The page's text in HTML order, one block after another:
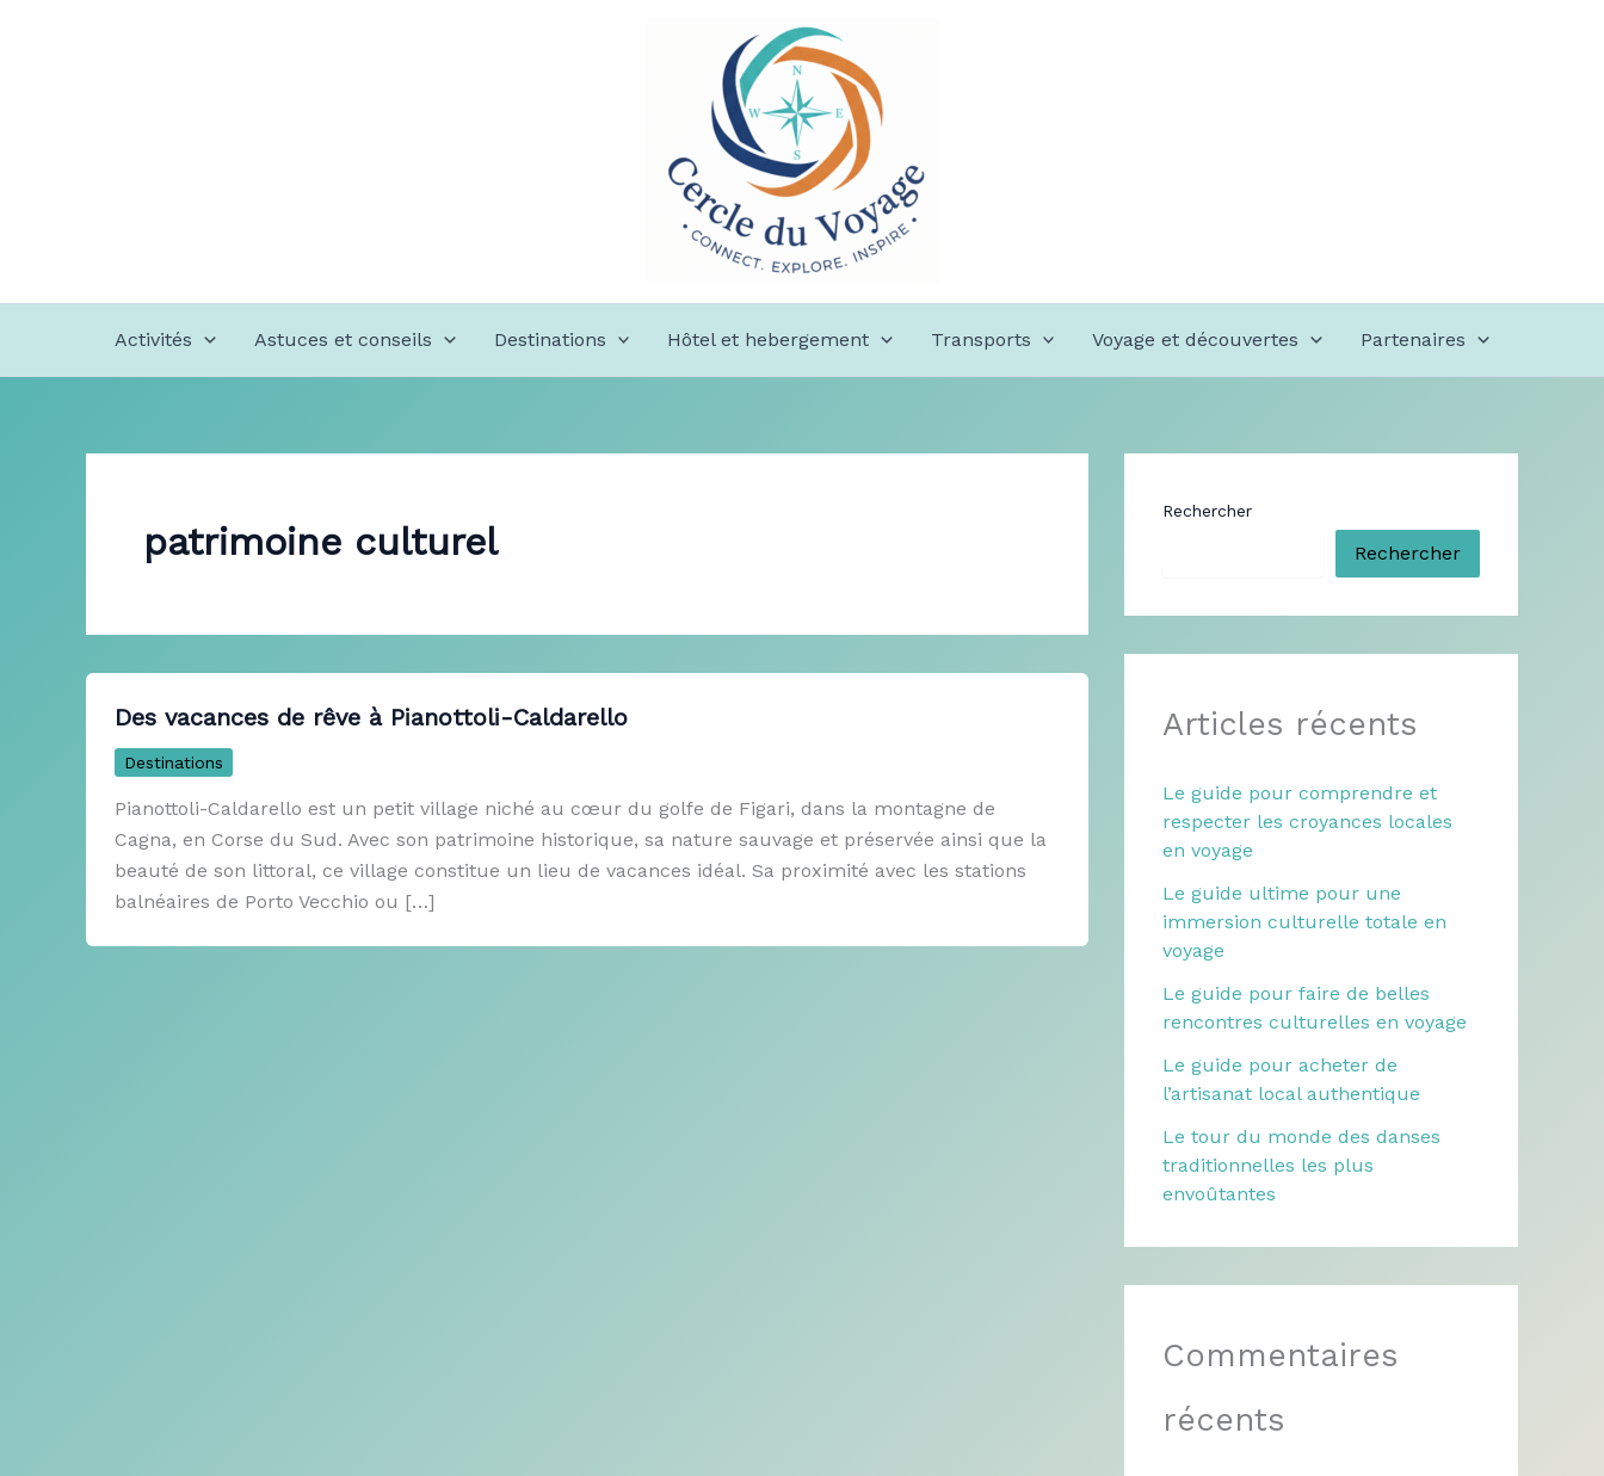
Activités Astuces et conseils Destinations Hôtel et hebergement Transports Voyage et découvertes Partenaires
patrimoine culturel
Des vacances de rêve à Pianottoli-Caldarello
Destinations
Pianottoli-Caldarello est un petit village niché au cœur du golfe de Figari, dans la montagne de
Cagna, en Corse du Sud. Avec son patrimoine historique, sa nature sauvage et préservée ainsi que la
beauté de son littoral, ce village constitue un lieu de vacances idéal. Sa proximité avec les stations
balnéaires de Porto Vecchio ou […]
Rechercher
Rechercher
Articles récents
Le guide pour comprendre et
respecter les croyances locales
en voyage
Le guide ultime pour une
immersion culturelle totale en
voyage
Le guide pour faire de belles
rencontres culturelles en voyage
Le guide pour acheter de
l’artisanat local authentique
Le tour du monde des danses
traditionnelles les plus
envoûtantes
Commentaires
récents